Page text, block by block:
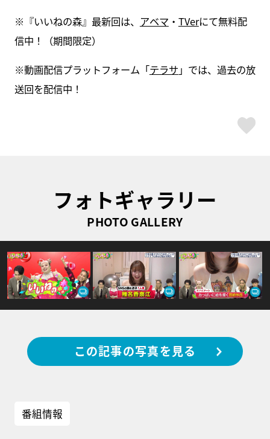
※『いいねの森』最新回は、 アベマ ・ TVerにて無料配
信中！（期間限定）
※動画配信プラットフォーム「テラサ 」では、過去の放
送回を配信中！
フォトギャラリー
PHOTO GALLERY
この記事の写真を見る
番組情報